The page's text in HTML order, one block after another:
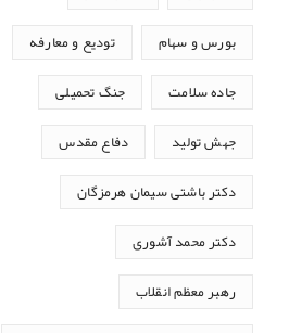
بورس و سهام تودیع و معارفه
جاده سلامت جنگ تحمیلی
جهش تولید دفاع مقدس
دکتر باشتی سیمان هرمزگان
دکتر محمد آشوری
رهبر معظم انقلاب